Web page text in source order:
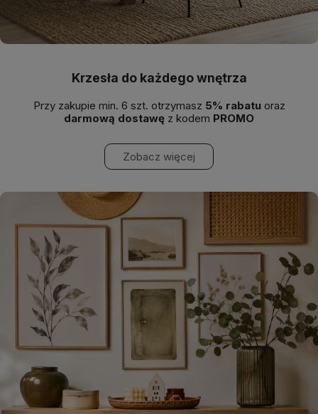
Krzesła do każdego wnętrza
Przy zakupie min. 6 szt. otrzymasz 5% rabatuoraz
darmową dostawę z kodem PROMO
Zobacz więcej